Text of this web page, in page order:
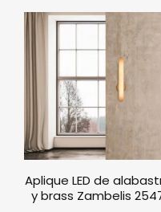
Aplique LED de
y brass Zambelis